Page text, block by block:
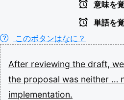
意味を
単語を
このボタンはなに？
After reviewing the draft, we
the proposal was neither …
implementation.